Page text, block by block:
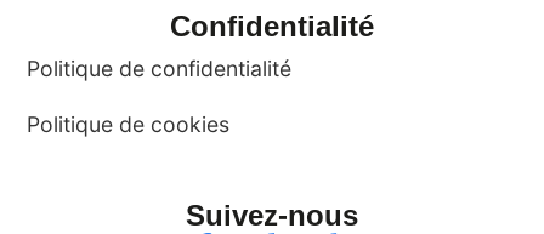
Confidentialité
Politique de confidentialité
Politique de cookies
Suivez-nous